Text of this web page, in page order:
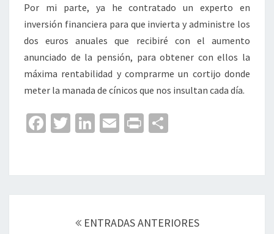
Por mi parte, ya he contratado un experto en
inversión financiera para que invierta y administre los
dos euros anuales que recibiré con el aumento
anunciado de la pensión, para obtener con ellos la
máxima rentabilidad y comprarme un cortijo donde
meter la manada de cínicos que nos insultan cada día.
Fa
o
o
T
er
Li
dI
n
E
l
Pr
p
ar
tir
ENTRADAS ANTERIORES